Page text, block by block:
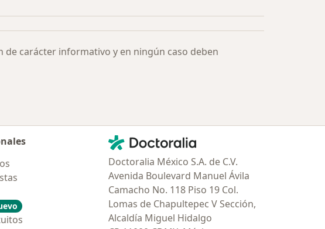
carácter informativo y en ningún caso deben
Contacto
Doctoralia - Página de inicio
Doctoralia México S.A. de C.V.
Avenida Boulevard Manuel Ávila
Camacho No. 118 Piso 19 Col.
Lomas de Chapultepec V Sección,
Alcaldía Miguel Hidalgo